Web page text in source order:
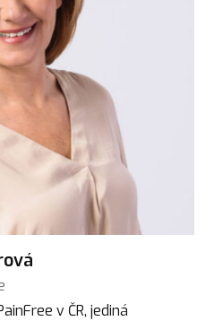
v ČR, jediná